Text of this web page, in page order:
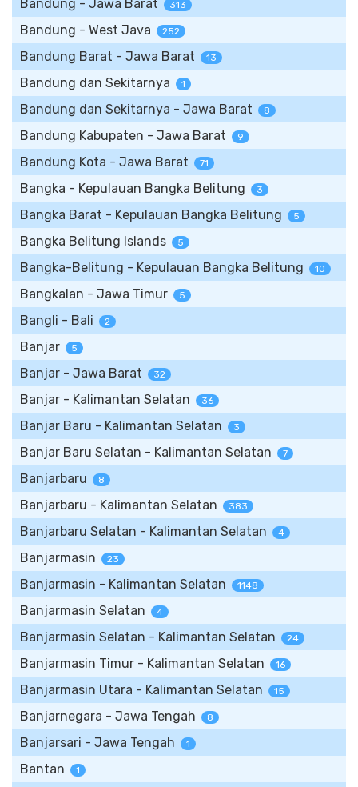
Bandung - Jawa Barat 313
Bandung - West Java 252
Bandung Barat - Jawa Barat 13
Bandung dan Sekitarnya 1
Bandung dan Sekitarnya - Jawa Barat 8
Bandung Kabupaten - Jawa Barat 9
Bandung Kota - Jawa Barat 71
Bangka - Kepulauan Bangka Belitung 3
Bangka Barat - Kepulauan Bangka Belitung 5
Bangka Belitung Islands 5
Bangka-Belitung - Kepulauan Bangka Belitung 10
Bangkalan - Jawa Timur 5
Bangli - Bali 2
Banjar 5
Banjar - Jawa Barat 32
Banjar - Kalimantan Selatan 36
Banjar Baru - Kalimantan Selatan 3
Banjar Baru Selatan - Kalimantan Selatan 7
Banjarbaru 8
Banjarbaru - Kalimantan Selatan 383
Banjarbaru Selatan - Kalimantan Selatan 4
Banjarmasin 23
Banjarmasin - Kalimantan Selatan 1148
Banjarmasin Selatan 4
Banjarmasin Selatan - Kalimantan Selatan 24
Banjarmasin Timur - Kalimantan Selatan 16
Banjarmasin Utara - Kalimantan Selatan 15
Banjarnegara - Jawa Tengah 8
Banjarsari - Jawa Tengah 1
Bantan 1